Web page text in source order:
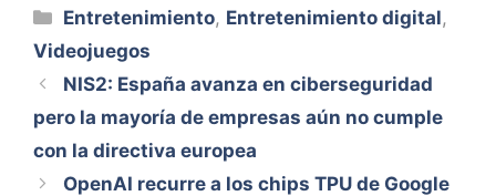
Categorías
Entretenimiento, Entretenimiento digital,
Videojuegos
NIS2: España avanza en ciberseguridad
pero la mayoría de empresas aún no cumple
con la directiva europea
OpenAI recurre a los chips TPU de Google